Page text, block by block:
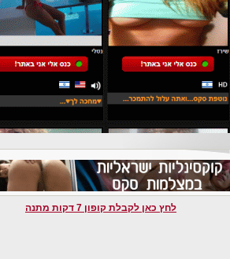
לחץ כאן לקבלת קופון 7 דקות מתנה